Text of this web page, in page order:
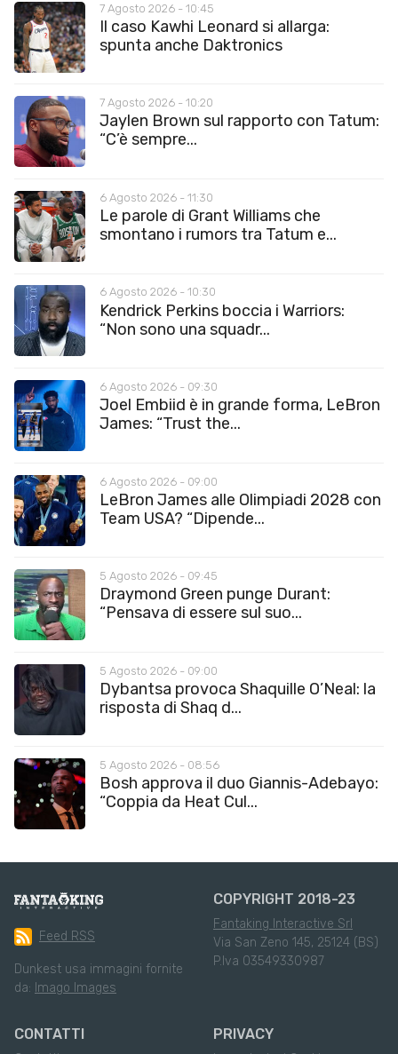
7 Agosto 2026 - 10:45
Il caso Kawhi Leonard si allarga:
spunta anche Daktronics
7 Agosto 2026 - 10:20
Jaylen Brown sul rapporto con Tatum:
“C’è sempre...
6 Agosto 2026 - 11:30
Le parole di Grant Williams che
smontano i rumors tra Tatum e...
6 Agosto 2026 - 10:30
Kendrick Perkins boccia i Warriors:
“Non sono una squadr...
6 Agosto 2026 - 09:30
Joel Embiid è in grande forma, LeBron
James: “Trust the...
6 Agosto 2026 - 09:00
LeBron James alle Olimpiadi 2028 con
Team USA? “Dipende...
5 Agosto 2026 - 09:45
Draymond Green punge Durant:
“Pensava di essere sul suo...
5 Agosto 2026 - 09:00
Dybantsa provoca Shaquille O’Neal: la
risposta di Shaq d...
5 Agosto 2026 - 08:56
Bosh approva il duo Giannis-Adebayo:
“Coppia da Heat Cul...
Feed RSS
Dunkest usa immagini fornite
da: Imago Images
COPYRIGHT 2018-23
Fantaking Interactive Srl
Via San Zeno 145, 25124 (BS)
P.Iva 03549330987
CONTATTI PRIVACY